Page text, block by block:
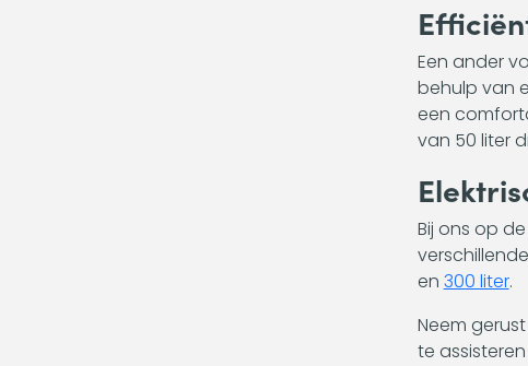
Een ander
behulp van
een
van 50 liter
Bij ons op
en 300 liter.
Neem
te